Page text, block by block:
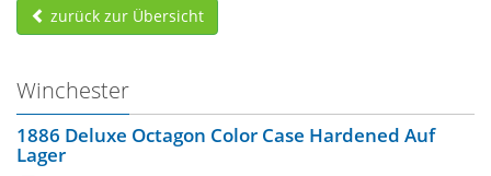
zurück zur Übersicht
Winchester
1886 Deluxe Octagon Color Case Hardened Auf
Lager